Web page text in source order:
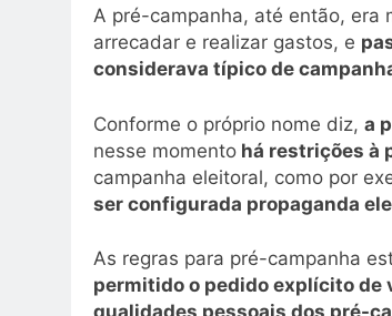
A pré-campanha, até então, era
arrecadar e realizar gastos, e
considerava típico de
Conforme o próprio nome diz, a
nesse momento há restrições à
campanha eleitoral, como por
ser configurada propaganda
As regras para pré-campanha
permitido o pedido explícito de